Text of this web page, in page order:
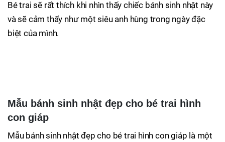
Bé trai sẽ rất thích khi nhìn thấy chiếc bánh sinh nhật này
và sẽ cảm thấy như một siêu anh hùng trong ngày đặc
biệt của mình.
Mẫu bánh sinh nhật đẹp cho bé trai hình
con giáp
Mẫu bánh sinh nhật đẹp cho bé trai hình con giáp là một